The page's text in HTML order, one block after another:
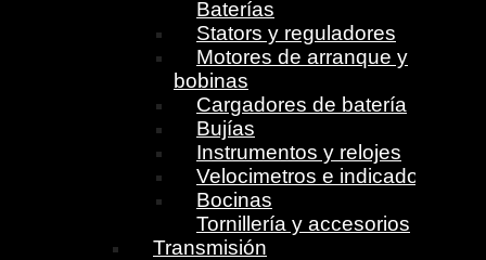
Baterías
Stators y reguladores
Motores de arranque y
bobinas
Cargadores de batería
Bujías
Instrumentos y relojes
Velocimetros e indicadores
Bocinas
Tornillería y accesorios
Transmisión